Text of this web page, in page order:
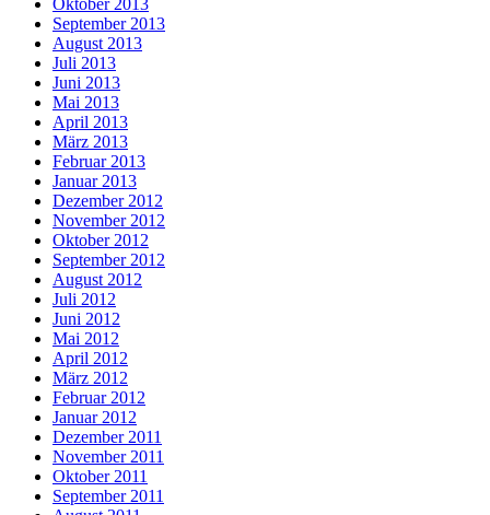
Oktober 2013
September 2013
August 2013
Juli 2013
Juni 2013
Mai 2013
April 2013
März 2013
Februar 2013
Januar 2013
Dezember 2012
November 2012
Oktober 2012
September 2012
August 2012
Juli 2012
Juni 2012
Mai 2012
April 2012
März 2012
Februar 2012
Januar 2012
Dezember 2011
November 2011
Oktober 2011
September 2011